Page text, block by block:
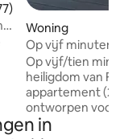
beoordeling van
Woning
Op vijf minuten
Fatima · Elegant
Op vijf/tien
heiligdom van Fátima
appartement
ontworpen voor
Belangrijkste kenmerken: •
in